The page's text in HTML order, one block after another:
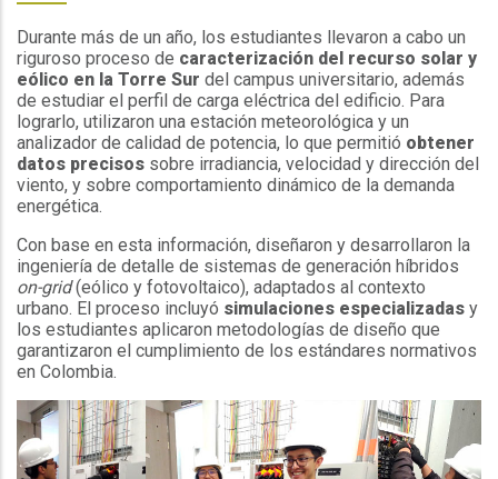
Durante más de un año, los estudiantes llevaron a cabo un
riguroso proceso de caracterización del recurso solar y
eólico en la Torre Sur del campus universitario, además
de estudiar el perfil de carga eléctrica del edificio. Para
lograrlo, utilizaron una estación meteorológica y un
analizador de calidad de potencia, lo que permitió obtener
datos precisos sobre irradiancia, velocidad y dirección del
viento, y sobre comportamiento dinámico de la demanda
energética.
Con base en esta información, diseñaron y desarrollaron la
ingeniería de detalle de sistemas de generación híbridos
on-grid(eólico y fotovoltaico), adaptados al contexto
urbano. El proceso incluyó simulaciones especializadas y
los estudiantes aplicaron metodologías de diseño que
garantizaron el cumplimiento de los estándares normativos
en Colombia.